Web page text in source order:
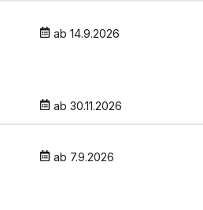
ab 14.9.2026
ab 30.11.2026
ab 7.9.2026